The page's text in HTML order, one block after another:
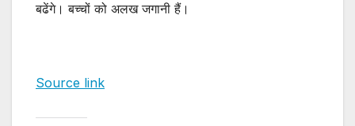
बढेंगे। बच्चों को अलख जगानी हैं।
Source link